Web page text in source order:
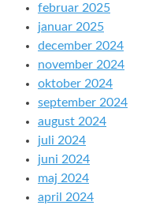
februar 2025
januar 2025
december 2024
november 2024
oktober 2024
september 2024
august 2024
juli 2024
juni 2024
maj 2024
april 2024